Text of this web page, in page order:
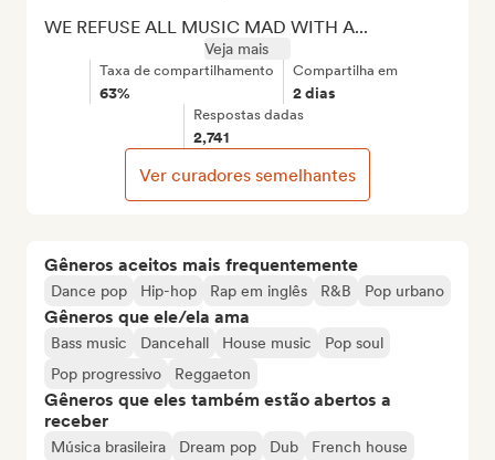
Gêneros aceitos mais frequentemente
Dance pop Hip-hop Rap em inglês R&B Pop urbano
Gêneros que ele/ela ama
Bass music Dancehall House music
Pop soul
Pop progressivo
Reggaeton
Gêneros que eles também estão abertos a
receber
Música brasileira Dream pop Dub
French house
WE REFUSE ALL MUSIC MAD WITH A...
Veja mais
Taxa de compartilhamento
63%
Compartilha em
2 dias
Respostas dadas
2,741
Ver curadores semelhantes